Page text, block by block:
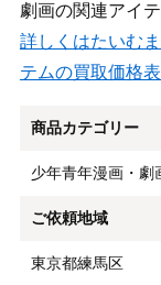
劇画の関連アイ
詳しくはたいむ
テムの買取価格
商品カテゴリー
少年青年漫画・劇
ご依頼地域
東京都練馬区